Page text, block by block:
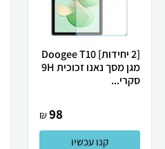
[2 יחידות] Doogee T10
מגן מסך נאנו זכוכית 9H
סקרי...
98
₪
קנו עכשיו